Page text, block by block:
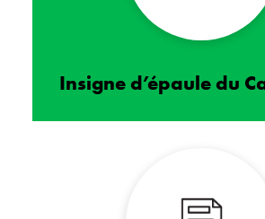
Insigne d’épaule du